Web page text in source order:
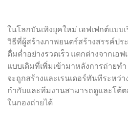
ในโลกบันเทิงยุคใหม่ เอฟเฟกต์แบบ
วิธีที่ผู้สร้างภาพยนตร์สร้างสรรค์ป
ดื่มด่ำอย่างรวดเร็ว แตกต่างจากเอ
แบบเดิมที่เพิ่มเข้ามาหลังการถ่ายทำ
จะถูกสร้างและเรนเดอร์ทันทีระหว่
กำกับและทีมงานสามารถดูและโต้
ในกองถ่ายได้